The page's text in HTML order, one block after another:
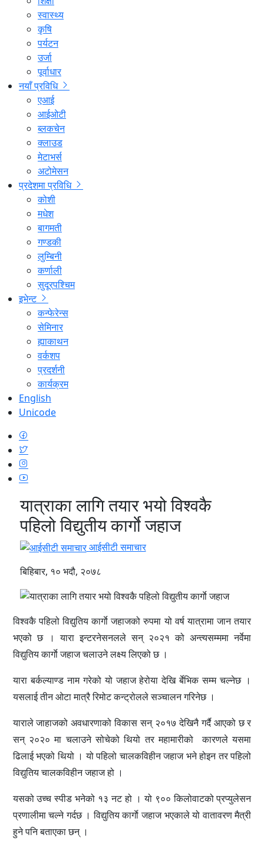
स्वास्थ्य
कृषि
पर्यटन
उर्जा
पूर्वाधार
नयाँ प्रविधि
एआई
आईओटी
ब्लकचेन
क्लाउड
मेटाभर्स
अटोमेसन
प्रदेशमा प्रविधि
कोशी
मधेश
बागमती
गण्डकी
लुम्बिनी
कर्णाली
सुदूरपश्चिम
इभेन्ट
कन्फेरेन्स
सेमिनार
ह्याकाथन
वर्कशप
प्रदर्शनी
कार्यक्रम
English
Unicode
यात्राका लागि तयार भयो विश्वकै
पहिलो विद्युतीय कार्गाे जहाज
आईसीटी समाचार
बिहिबार, १० भदौ, २०७८
विश्वकै पहिलो विद्युतिय कार्गाे जहाजको रुपमा यो वर्ष यात्रामा जान तयार
भएको छ । यारा इन्टरनेसनलले सन् २०२१ को अन्त्यसम्ममा नर्वेमा
विद्युतिय कार्गाे जहाज चलाउने लक्ष्य लिएको छ ।
यारा बर्कल्याण्ड नाम गरेको यो जहाज हेरोया देखि र्बेभिक सम्म चल्नेछ ।
यसलाई तीन ओटा मात्रै रिमोट कन्ट्रोलले सञ्चालन गरिनेछ ।
याराले जाहाजको अवधारणाको विकास सन् २०१७ देखिनै गर्दै आएको छ र
सन् २०२० मा चलाउने सोचेको थियो तर महामारीको कारणले यसमा
ढिलाई भएको थियो । यो पहिलो चालकविहीन जहाज भने होइन तर पहिलो
विद्युतिय चालकविहीन जहाज हो ।
यसको उच्च स्पीड भनेको १३ नट हो । यो ९०० किलोवाटको प्रप्युलेसन
प्रणालीमा चल्ने गर्दछ । विद्युतिय कार्गाे जहाज भएकाले यो वातावरण मैत्री
हुने पनि बताएका छन् ।